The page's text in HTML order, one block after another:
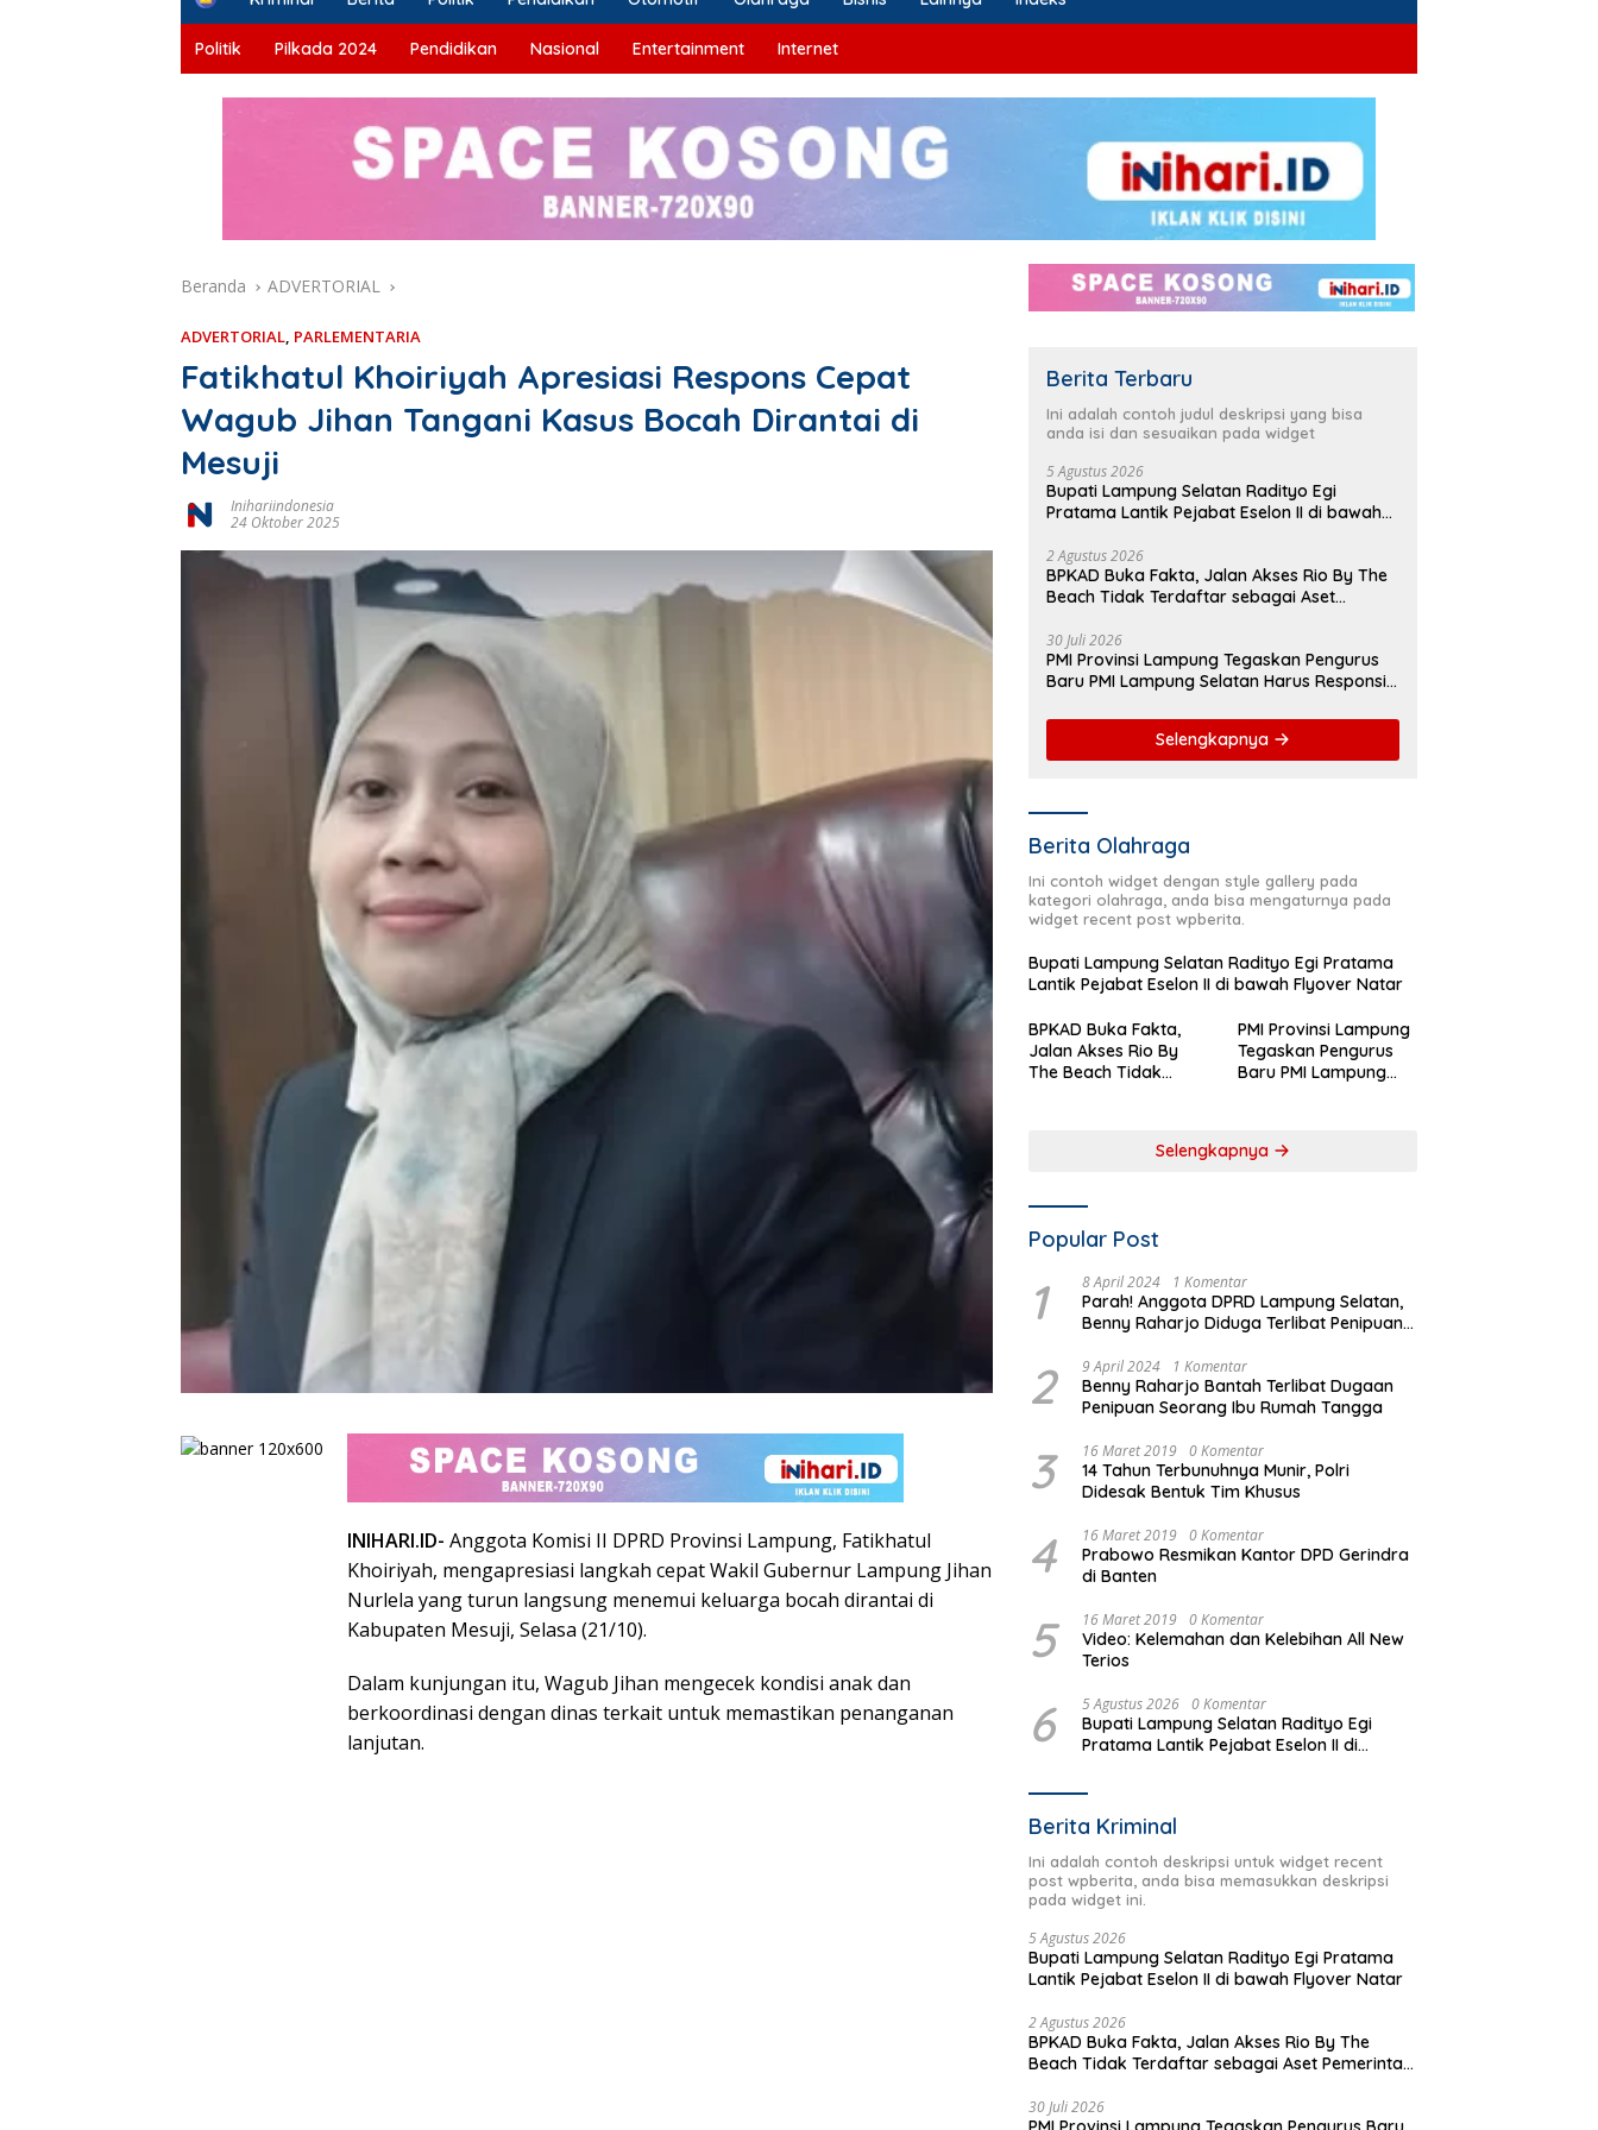
m
e
Politik Pilkada 2024 Pendidikan Nasional Entertainment Internet
Beranda ADVERTORIAL
ADVERTORIAL, PARLEMENTARIA
Fatikhatul Khoiriyah Apresiasi Respons Cepat
Wagub Jihan Tangani Kasus Bocah Dirantai di
Mesuji
Inihariindonesia
24 Oktober 2025
INIHARI.ID- Anggota Komisi II DPRD Provinsi Lampung, Fatikhatul
Khoiriyah, mengapresiasi langkah cepat Wakil Gubernur Lampung Jihan
Nurlela yang turun langsung menemui keluarga bocah dirantai di
Kabupaten Mesuji, Selasa (21/10).
Dalam kunjungan itu, Wagub Jihan mengecek kondisi anak dan
berkoordinasi dengan dinas terkait untuk memastikan penanganan
lanjutan.
Berita Terbaru
Ini adalah contoh judul deskripsi yang bisa
anda isi dan sesuaikan pada widget
5 Agustus 2026
Bupati Lampung Selatan Radityo Egi
Pratama Lantik Pejabat Eselon II di bawah
2 Agustus 2026
BPKAD Buka Fakta, Jalan Akses Rio By The
Beach Tidak Terdaftar sebagai Aset
30 Juli 2026
PMI Provinsi Lampung Tegaskan Pengurus
Baru PMI Lampung Selatan Harus Responsif
Selengkapnya
Berita Olahraga
Ini contoh widget dengan style gallery pada
kategori olahraga, anda bisa mengaturnya pada
widget recent post wpberita.
Bupati Lampung Selatan Radityo Egi Pratama
Lantik Pejabat Eselon II di bawah Flyover Natar
BPKAD Buka Fakta,
Jalan Akses Rio By
The Beach Tidak
PMI Provinsi Lampung
Tegaskan Pengurus
Baru PMI Lampung
Selengkapnya
Popular Post
1 8 April 2024 1 Komentar
Parah! Anggota DPRD Lampung Selatan,
Benny Raharjo Diduga Terlibat Penipuan
2 9 April 2024 1 Komentar
Benny Raharjo Bantah Terlibat Dugaan
Penipuan Seorang Ibu Rumah Tangga
3 16 Maret 2019 0 Komentar
14 Tahun Terbunuhnya Munir, Polri
Didesak Bentuk Tim Khusus
4 16 Maret 2019 0 Komentar
Prabowo Resmikan Kantor DPD Gerindra
di Banten
5 16 Maret 2019 0 Komentar
Video: Kelemahan dan Kelebihan All New
Terios
6 5 Agustus 2026 0 Komentar
Bupati Lampung Selatan Radityo Egi
Pratama Lantik Pejabat Eselon II di
Berita Kriminal
Ini adalah contoh deskripsi untuk widget recent
post wpberita, anda bisa memasukkan deskripsi
pada widget ini.
5 Agustus 2026
Bupati Lampung Selatan Radityo Egi Pratama
Lantik Pejabat Eselon II di bawah Flyover Natar
2 Agustus 2026
BPKAD Buka Fakta, Jalan Akses Rio By The
Beach Tidak Terdaftar sebagai Aset Pemerintah
30 Juli 2026